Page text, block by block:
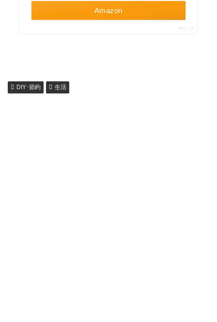
Amazon
ポチップ
DIY･節約 生活